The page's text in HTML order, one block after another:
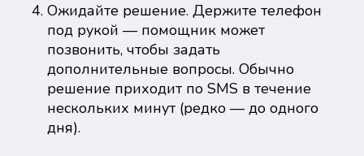
Ожидайте решение. Держите телефон
под рукой — помощник может
позвонить, чтобы задать
дополнительные вопросы. Обычно
решение приходит по SMS в течение
нескольких минут (редко — до одного
дня).